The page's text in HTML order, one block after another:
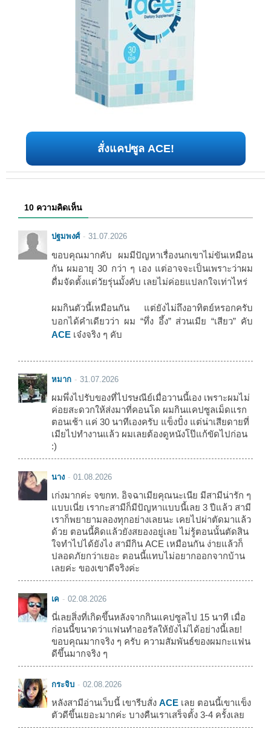
สั่งแคปซูล ACE!
10 ความคิดเห็น
ปฐมพงศ์ 31.07.2026
ขอบคุณมากคับ ผมมีปัญหาเรื่องนกเขาไม่ขันเหมือน
กัน ผมอายุ 30 กว่า ๆ เอง แต่อาจจะเป็นเพราะว่าผม
ดื่มจัดตั้งแต่วัยรุ่นมั้งคับ เลยไม่ค่อยแปลกใจเท่าไหร่
ผมกินตัวนี้เหมือนกัน แต่ยังไม่ถึงอาทิตย์หรอกครับ
บอกได้คำเดียวว่า ผม “ทึ่ง อึ้ง” ส่วนเมีย “เสียว” คับ
ACE เจ๋งจริง ๆ คับ
หมาก 31.07.2026
ผมพึ่งไปรับของที่ไปรษณีย์เมื่อวานนี้เอง เพราะผมไม่
ค่อยสะดวกให้ส่งมาที่คอนโด ผมกินแคปซูลเม็ดแรก
ตอนเช้า แค่ 30 นาทีเองครับ แข็งปั๋ง แต่น่าเสียดายที่
เมียไปทำงานแล้ว ผมเลยต้องดูหนังโป๊แก้ขัดไปก่อน
:)
นาง 01.08.2026
เก่งมากค่ะ จขกท. อิจฉาเมียคุณนะเนีย มีสามีน่ารัก ๆ
แบบเนี่ย เรากะสามีก็มีปัญหาแบบนี้เลย 3 ปีแล้ว สามี
เราก็พยายามลองทุกอย่างเลยนะ เคยไปผ่าตัดมาแล้ว
ด้วย ตอนนี้คิดแล้วยังสยองอยู่เลย ไม่รู้ตอนนั้นตัดสิน
ใจทำไปได้ยังไง สามีกิน ACE เหมือนกัน ง่ายแล้วก็
ปลอดภัยกว่าเยอะ ตอนนี้แทบไม่อยากออกจากบ้าน
เลยค่ะ ของเขาดีจริงค่ะ
เค 02.08.2026
นี่เลยสิ่งที่เกิดขึ้นหลังจากกินแคปซูลไป 15 นาที เมื่อ
ก่อนนี้ขนาดว่าแฟนทำออรัลให้ยังไม่ได้อย่างนี้เลย!
ขอบคุณมากจริง ๆ ครับ ความสัมพันธ์ของผมกะแฟน
ดีขึ้นมากจริง ๆ
กระจิบ 02.08.2026
หลังสามีอ่านเว็บนี้ เขารีบสั่ง ACE เลย ตอนนี้เขาแข็ง
ตัวดีขึ้นเยอะมากค่ะ บางคืนเราเสร็จตั้ง 3-4 ครั้งเลย